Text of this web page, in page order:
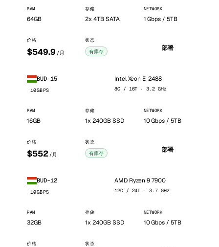
RAM
64GB
存储
2x 4TB SATA
NETWORK
1 Gbps / 5TB
价格
$549.9 /月
状态
有库存 部署
BUD-15
10GBPS
Intel Xeon E-2488
8C / 16T · 3.2 GHz
RAM
16GB
存储
1x 240GB SSD
NETWORK
10 Gbps / 5TB
价格
$552 /月
状态
有库存 部署
BUD-12
10GBPS
AMD Ryzen 9 7900
12C / 24T · 3.7 GHz
RAM
32GB
存储
1x 240GB SSD
NETWORK
10 Gbps / 5TB
价格 状态